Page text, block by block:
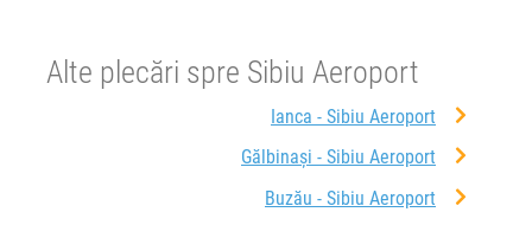
Alte plecări spre Sibiu Aeroport
Ianca - Sibiu Aeroport
Gălbinași - Sibiu Aeroport
Buzău - Sibiu Aeroport